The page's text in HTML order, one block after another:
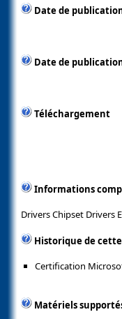
Date de
Date de
Téléchargement
Informations
Drivers Chipset Drivers
Historique de
Certification
Matériels